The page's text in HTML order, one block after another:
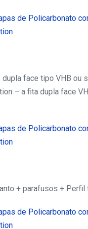
face tipo VHB ou
– a fita dupla face
+ parafusos +